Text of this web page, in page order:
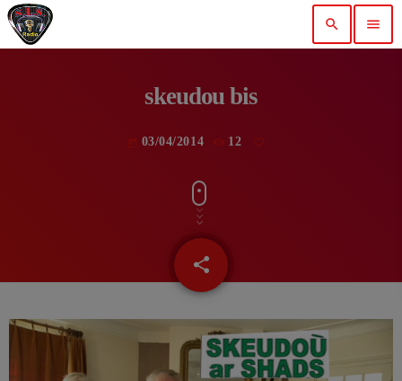
search menu
skeudou bis
03/04/2014 12
share
email